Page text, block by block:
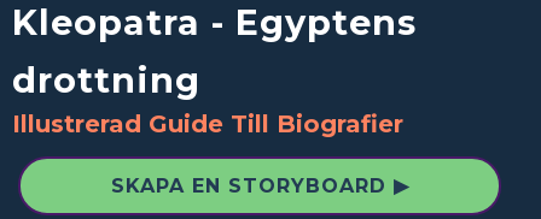
Kleopatra - Egyptens
drottning
Illustrerad Guide Till Biografier
SKAPA EN STORYBOARD ▶